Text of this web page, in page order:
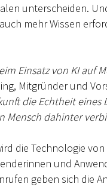
unterscheiden.
mehr Wissen
Einsatz von KI auf
Mitgründer und
die Echtheit
Mensch dahinter
die Technologie
und
geben sich die